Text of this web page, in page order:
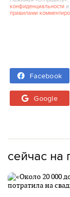
конфиденциальности
правилами
Facebook
Google
сейчас на